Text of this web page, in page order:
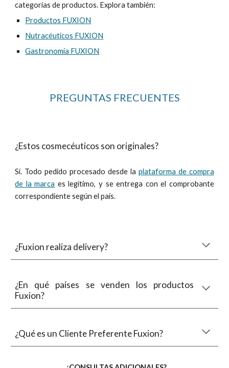
categorías de productos. Explora también:
Productos FUXION
Nutracéuticos FUXION
Gastronomía FUXION
PREGUNTAS FRECUENTES
¿Estos cosmecéuticos son originales?
Sí. Todo pedido procesado desde la plataforma de compra
de la marca es legítimo, y se entrega con el comprobante
correspondiente según el país.
¿Fuxion realiza delivery?
¿En qué países se venden los productos
Fuxion?
¿Qué es un Cliente Preferente Fuxion?